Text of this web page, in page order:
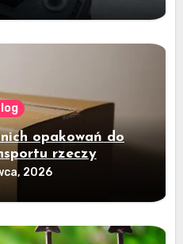
opakowań do
rzeczy
2026